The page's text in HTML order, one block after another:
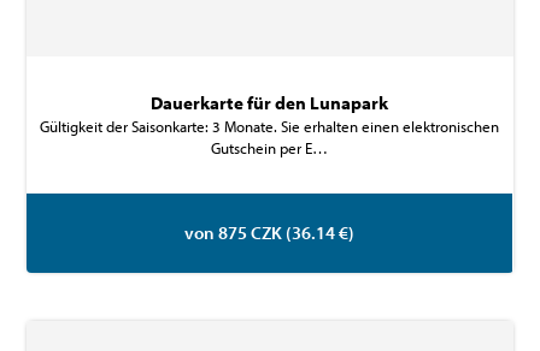
Dauerkarte für den Lunapark
Gültigkeit der Saisonkarte: 3 Monate. Sie erhalten einen elektronischen
Gutschein per E…
von 875 CZK (36.14 €)